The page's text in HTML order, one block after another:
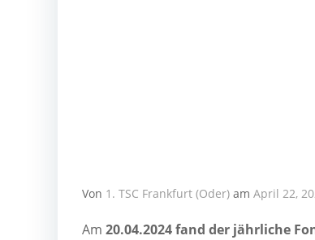
Von 1. TSC Frankfurt (Oder) am April 22,
Am 20.04.2024 fand der jähr­li­che